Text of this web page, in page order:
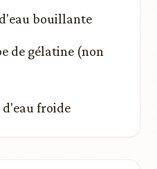
bouillante
de gélatine (non
d'eau froide